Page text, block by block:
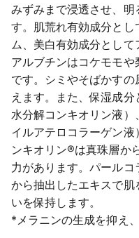
みずみまで浸透させ、明
す。肌荒れ有効成分とし
ム、美白有効成分として
アルブチンはコケモモ
です。シミやそばかす
えます。また、保湿成
水分解コンキオリン液）
イルアテロコラーゲン
ンキオリン®は真珠層か
力があります。パール
から抽出したエキスで
いを保持します。
*メラニンの生成を抑え